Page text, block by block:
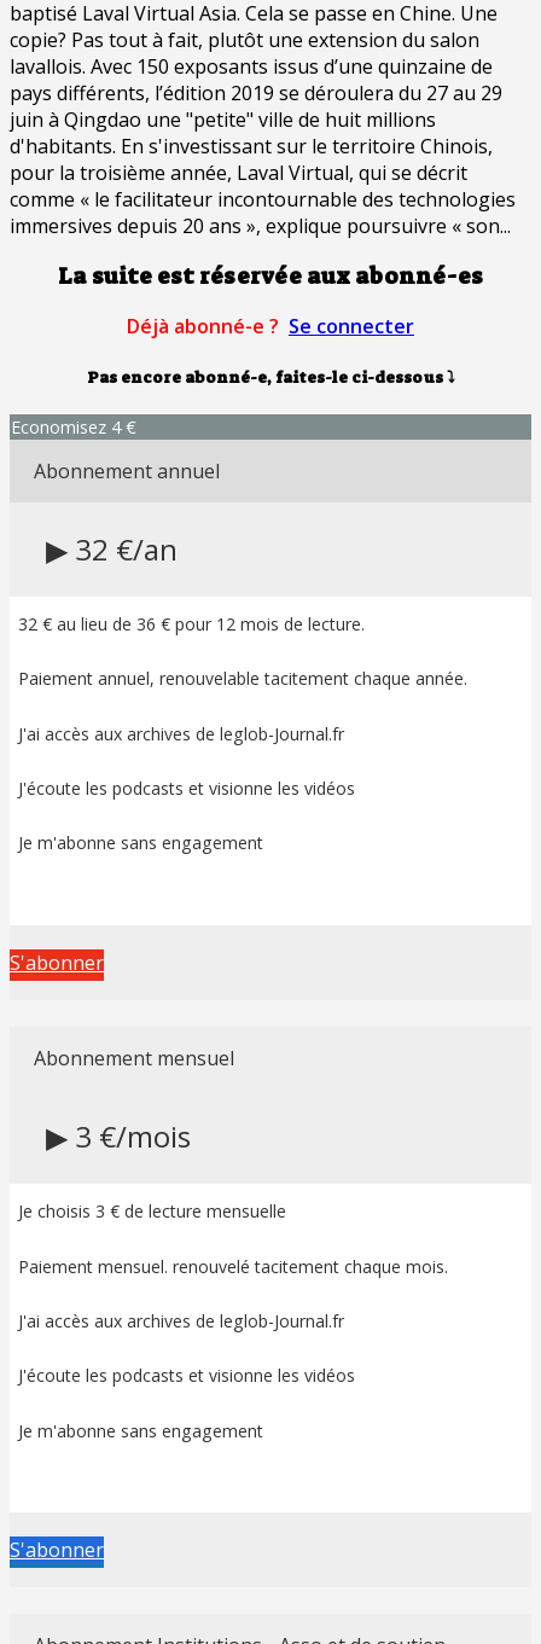
baptisé Laval Virtual Asia. Cela se passe en Chine. Une
copie? Pas tout à fait, plutôt une extension du salon
lavallois. Avec 150 exposants issus d’une quinzaine de
pays différents, l’édition 2019 se déroulera du 27 au 29
juin à Qingdao une "petite" ville de huit millions
d'habitants. En s'investissant sur le territoire Chinois,
pour la troisième année, Laval Virtual, qui se décrit
comme « le facilitateur incontournable des technologies
immersives depuis 20 ans », explique poursuivre « son...
La suite est réservée aux abonné-es
Déjà abonné-e ? Se connecter
Pas encore abonné-e, faites-le ci-dessous⤵
Economisez 4 €
Abonnement annuel
▶ 32 €/an
32 € au lieu de 36 € pour 12 mois de lecture.
Paiement annuel, renouvelable tacitement chaque année.
J'ai accès aux archives de leglob-Journal.fr
J'écoute les podcasts et visionne les vidéos
Je m'abonne sans engagement
S'abonner
Abonnement mensuel
▶ 3 €/mois
Je choisis 3 € de lecture mensuelle
Paiement mensuel. renouvelé tacitement chaque mois.
J'ai accès aux archives de leglob-Journal.fr
J'écoute les podcasts et visionne les vidéos
Je m'abonne sans engagement
S'abonner